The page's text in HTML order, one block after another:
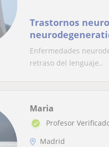
Trastornos
Enfermedades
retraso del lenguaje..
Maria
Profesor
Madrid